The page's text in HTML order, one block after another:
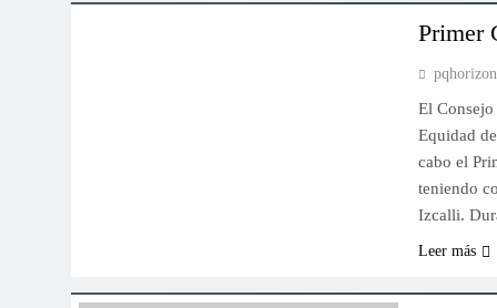
Primer
El
Equidad
cabo el
teniendo
Izcalli.
Leer más